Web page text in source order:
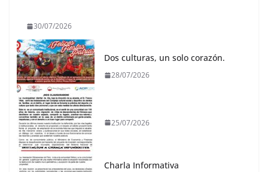
30/07/2026
Dos culturas, un solo corazón.
28/07/2026
25/07/2026
Charla Informativa